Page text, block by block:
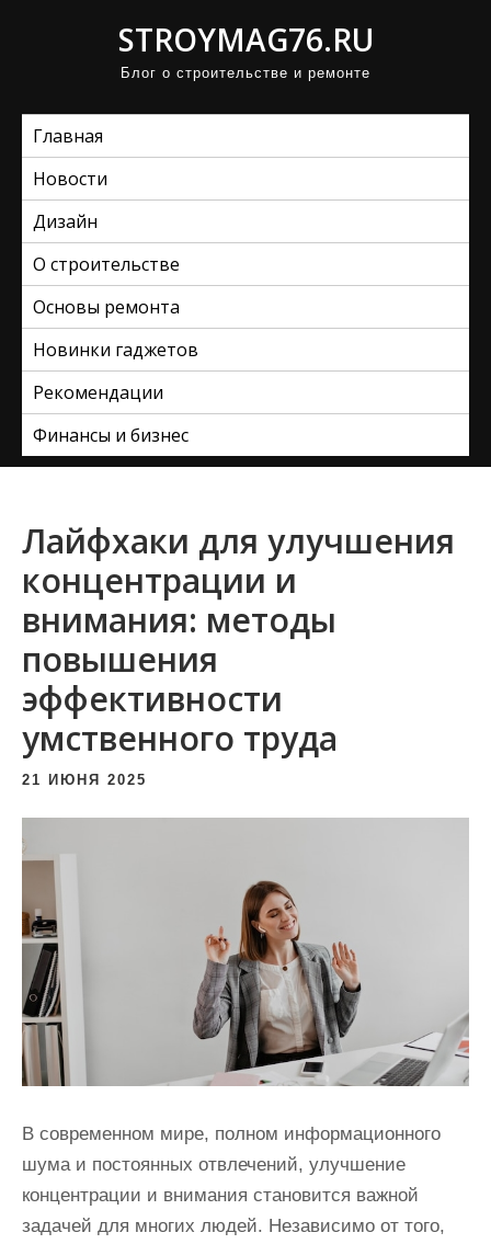
STROYMAG76.RU
Блог о строительстве и ремонте
Главная
Новости
Дизайн
О строительстве
Основы ремонта
Новинки гаджетов
Рекомендации
Финансы и бизнес
Лайфхаки для улучшения
концентрации и
внимания: методы
повышения
эффективности
умственного труда
21 ИЮНЯ 2025
В современном мире, полном информационного
шума и постоянных отвлечений, улучшение
концентрации и внимания становится важной
задачей для многих людей. Независимо от того,